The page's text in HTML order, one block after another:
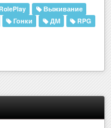
Выживание
Гонки ДМ
RPG